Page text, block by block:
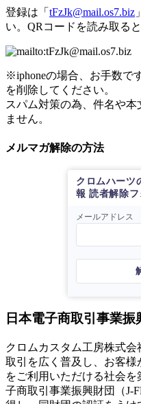
登録は「 tFzJk@mail.os7.biz
い。QRコードを読み取る
※iphoneの場合、お手数で
を削除してください。
スパム対策の為、件名や
ません。
メルマガ解除の方法
クロムハーツ
報 読者解除フ
メールアドレス
日本電子商取引事業振
クロムカスタム工房株式
取引を広く普及し、お客
をご利用いただける社会
子商取引事業振興財団（J-